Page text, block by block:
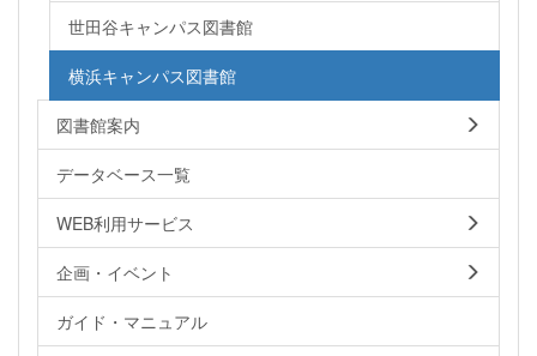
世田谷キャンパス図書館
横浜キャンパス図書館
図書館案内
データベース一覧
WEB利用サービス
企画・イベント
ガイド・マニュアル